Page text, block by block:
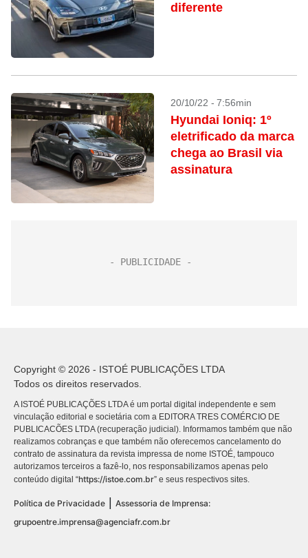
diferente
20/10/22 - 7:56min
Hyundai Ioniq: 1º
eletrificado da marca
chega ao Brasil via
assinatura
Copyright © 2026 - ISTOÉ PUBLICAÇÕES LTDA
Todos os direitos reservados.
A ISTOÉ PUBLICAÇÕES LTDA é um portal digital independente e sem
vinculação editorial e societária com a EDITORA TRES COMÉRCIO DE
PUBLICACÕES LTDA (recuperação judicial). Informamos também que não
realizamos cobranças e que também não oferecemos cancelamento do
contrato de assinatura da revista impressa de nome ISTOÉ, tampouco
autorizamos terceiros a fazê-lo, nos responsabilizamos apenas pelo
conteúdo digital “https://istoe.com.br” e seus respectivos sites.
Política de Privacidade
Assessoria de Imprensa:
grupoentre.imprensa@agenciafr.com.br